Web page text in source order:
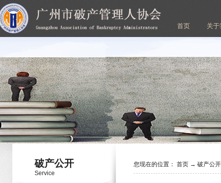
首页 关
破产公开
Service
您现在的位置： 首页 → 破产公开